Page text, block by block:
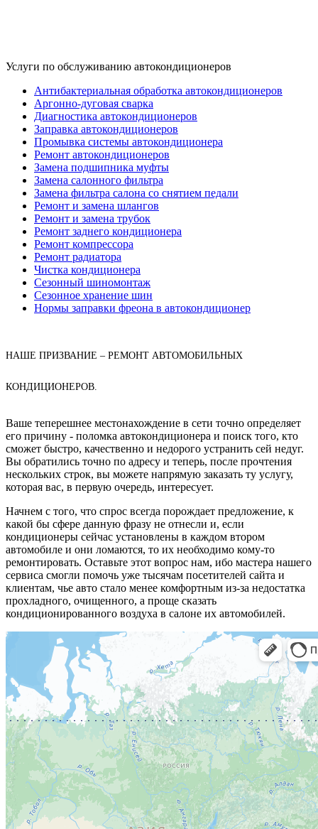
Услуги по обслуживанию автокондиционеров
Антибактериальная обработка автокондиционеров
Аргонно-дуговая сварка
Диагностика автокондиционеров
Заправка автокондиционеров
Промывка системы автокондиционера
Ремонт автокондиционеров
Замена подшипника муфты
Замена салонного фильтра
Замена фильтра салона со снятием педали
Ремонт и замена шлангов
Ремонт и замена трубок
Ремонт заднего кондиционера
Ремонт компрессора
Ремонт радиатора
Чистка кондиционера
Сезонный шиномонтаж
Сезонное хранение шин
Нормы заправки фреона в автокондиционер
НАШЕ ПРИЗВАНИЕ – РЕМОНТ АВТОМОБИЛЬНЫХ
КОНДИЦИОНЕРОВ.
Ваше теперешнее местонахождение в сети точно определяет
его причину - поломка автокондиционера и поиск того, кто
сможет быстро, качественно и недорого устранить сей недуг.
Вы обратились точно по адресу и теперь, после прочтения
нескольких строк, вы можете напрямую заказать ту услугу,
которая вас, в первую очередь, интересует.
Начнем с того, что спрос всегда порождает предложение, к
какой бы сфере данную фразу не отнесли и, если
кондиционеры сейчас установлены в каждом втором
автомобиле и они ломаются, то их необходимо кому-то
ремонтировать. Оставьте этот вопрос нам, ибо мастера нашего
сервиса смогли помочь уже тысячам посетителей сайта и
клиентам, чье авто стало менее комфортным из-за недостатка
прохладного, очищенного, а проще сказать
кондиционированного воздуха в салоне их автомобилей.